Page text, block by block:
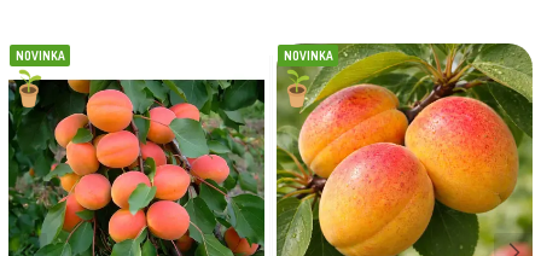
NOVINKA NOVINKA